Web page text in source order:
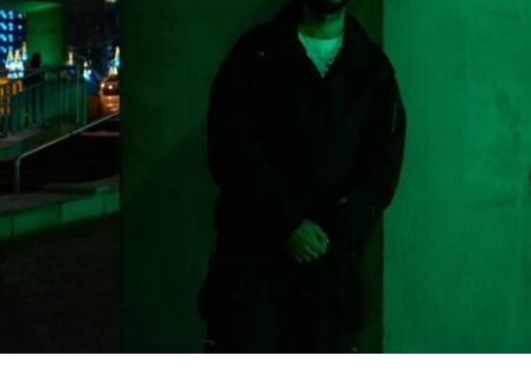
府持续攻击史密森尼学会，以及那些负责保存、研
究和诠释美国历史、艺术、科学与文化的博物馆专
业人士。将博物馆如何呈现历史、艺术、科学、文
化及自然世界的方式政治化，并对从事这项工作的
博物馆专业人员进行人身攻击，正在威胁全国博物
馆的完整性与独立性。”
在2025年3月签署的一项行政命令中，特朗普批评
史密森尼学会宣扬“将美国和西方价值观描绘成有害